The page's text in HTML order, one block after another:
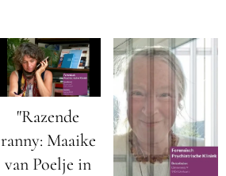
"Razende
ranny: Maaike
van Poelje in